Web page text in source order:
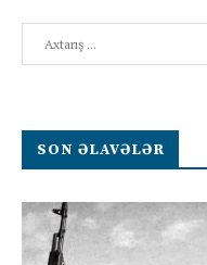
SON ƏLAVƏLƏR